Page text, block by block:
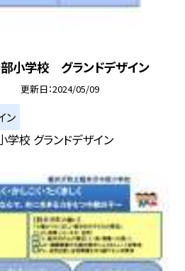
小学校 グランドデザイン
更新日 2024/05/09
ン
校 グランドデザイン